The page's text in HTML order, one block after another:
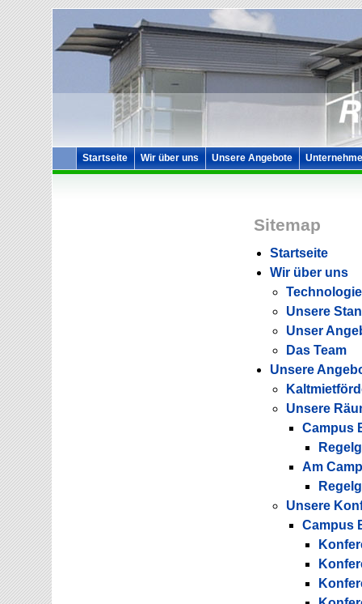
Startseite Wir über uns Unsere Angebote
Sitemap
Startseite
Wir über uns
Unsere
Unser
Das Team
Unsere
Unsere
Campus
Am
Unsere
Campus